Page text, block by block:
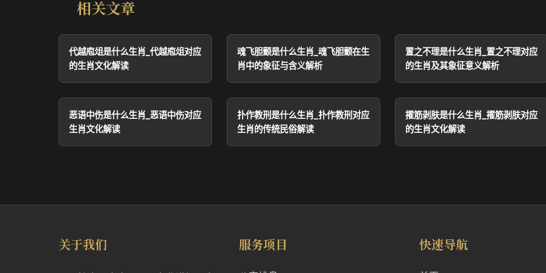
相关文章
代越庖俎是什么生肖_代越庖俎对应
的生肖文化解读
魂飞胆颤是什么生肖_魂飞胆颤在生
肖中的象征与含义解析
置之不理是什么生肖_置之不理对应
的生肖及其象征意义解析
恶语中伤是什么生肖_恶语中伤对应
生肖文化解读
扑作教刑是什么生肖_扑作教刑对应
生肖的传统民俗解读
擢筋剥肤是什么生肖_擢筋剥肤对应
的生肖文化解读
关于我们 服务项目 快速导航